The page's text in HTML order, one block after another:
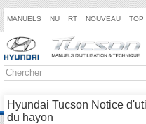
MANUELS NU RT NOUVEAU TOP
Hyundai Tucson Notice
du hayon